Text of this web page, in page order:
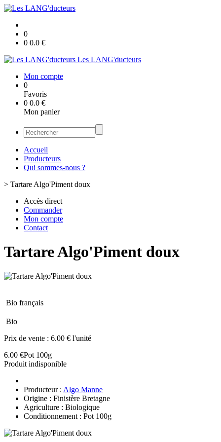
0
0 0.0 €
Les LANG'ducteurs
Mon compte
0
Favoris
0 0.0 €
Mon panier
Accueil
Producteurs
Qui sommes-nous ?
> Tartare Algo'Piment doux
Accès direct
Commander
Mon compte
Contact
Tartare Algo'Piment doux
Bio français
Bio
Prix de vente : 6.00 € l'unité
6.00 €Pot 100g
Produit indisponible
Producteur : Algo Manne
Origine : Finistère Bretagne
Agriculture : Biologique
Conditionnement : Pot 100g